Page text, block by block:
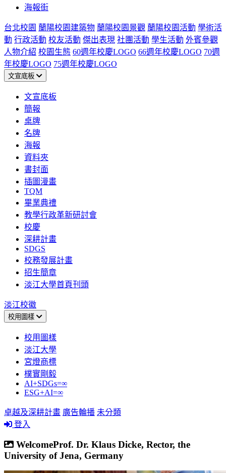
海報街
台北校園 蘭陽校園建築物 蘭陽校園景觀 蘭陽校園活動 學術活
動 行政活動 校友活動 傑出表現 社團活動 學生活動 外賓參觀
人物介紹 校園生態 60週年校慶LOGO 66週年校慶LOGO 70週
年校慶LOGO 75週年校慶LOGO
文宣底板
文宣底板
簡報
桌牌
名牌
海報
資料夾
書封面
插圖漫畫
TQM
畢業典禮
教學行政革新研討會
校慶
深耕計畫
SDGS
校務發展計畫
招生簡章
淡江大學首頁刊頭
淡江校徽
校用圖樣
校用圖樣
淡江大學
宮燈商標
樸實剛毅
AI+SDGs=∞
ESG+AI=∞
卓越及深耕計畫 廣告輪播 未分類
登入
WelcomeProf. Dr. Klaus Dicke, Rector, the
University of Jena, Germany